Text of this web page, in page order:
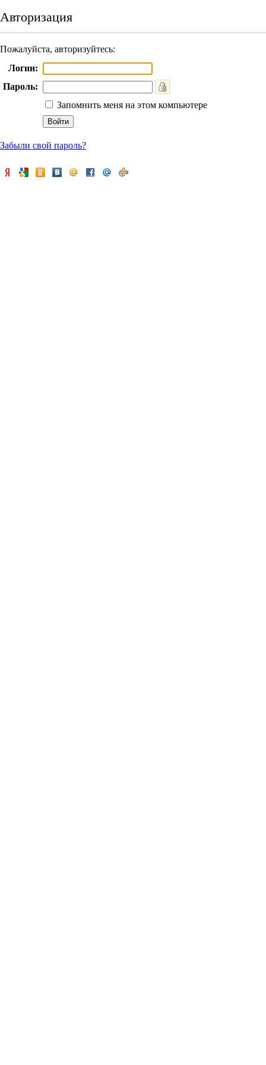
Авторизация
Пожалуйста, авторизуйтесь:
Логин:
Пароль:
Запомнить меня на этом компьютере
Забыли свой пароль?